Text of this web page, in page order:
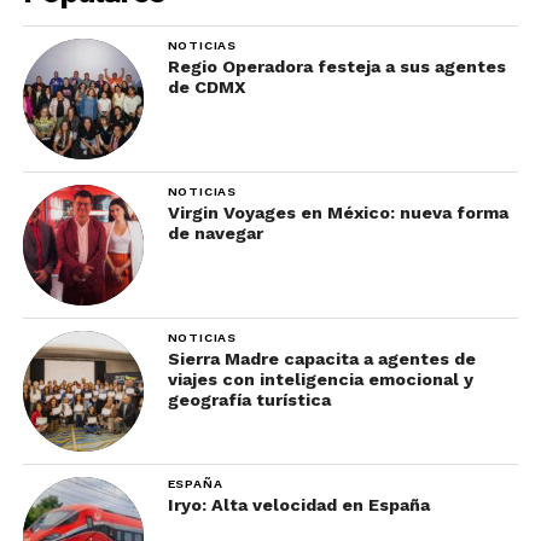
Diamante Cullinan I (“Gran
Estrella de África”) – Torre de
Londres, Reino Unido
Este diamante incoloro de 530,2 quilates es el más
grande de su tipo en el mundo. Forma parte del
Cetro Real de la monarquía británica y se exhibe
NOTICIAS
Regio Operadora festeja a sus agentes
de CDMX
NOTICIAS
Virgin Voyages en México: nueva forma
de navegar
NOTICIAS
Sierra Madre capacita a agentes de
viajes con inteligencia emocional y
geografía turística
ESPAÑA
Iryo: Alta velocidad en España